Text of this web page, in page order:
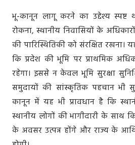
भू-कानून लागू करने का उद्देश्य स्पष्ट
रोकना, स्थानीय निवासियों के
की पारिस्थितिकी को संरक्षित रखना।
कि प्रदेश की भूमि पर प्राथमिक
रहेगा। इससे न केवल भूमि सुरक्षा
समुदायों की सांस्कृतिक पहचान भी
कानून में यह भी प्रावधान है कि
स्थानीय लोगों की भागीदारी के साथ
के अवसर उत्पन्न होंगे और राज्य के